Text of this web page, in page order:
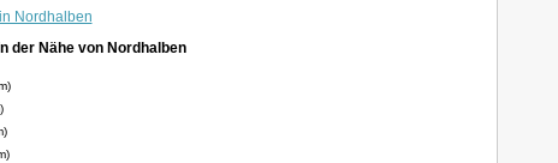
Nordhalben
der Nähe von Nordhalben